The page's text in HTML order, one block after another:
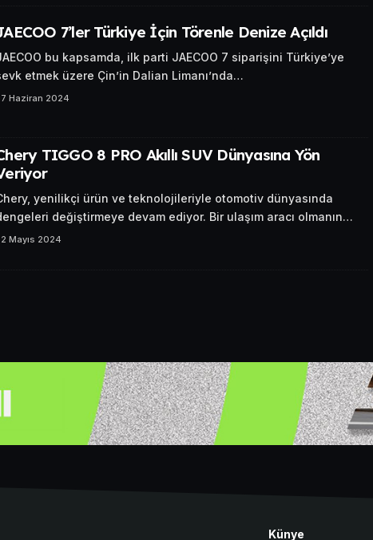
7’ler Türkiye İçin Törenle Denize Açıldı
bu kapsamda, ilk parti JAECOO 7 siparişini Türkiye’ye
etmek üzere Çin’in Dalian Limanı’nda…
Haziran 2024
TIGGO 8 PRO Akıllı SUV Dünyasına Yön
yenilikçi ürün ve teknolojileriyle otomotiv dünyasında
değiştirmeye devam ediyor. Bir ulaşım aracı olmanın…
Mayıs 2024
Künye